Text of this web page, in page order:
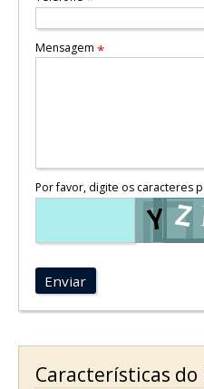
Mensagem *
Por favor, digite os caracteres
Enviar
Características do